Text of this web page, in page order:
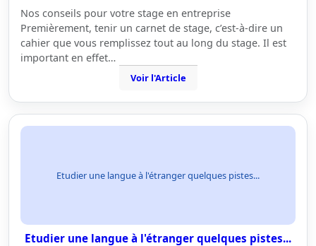
Nos conseils pour votre stage en entreprise
Premièrement, tenir un carnet de stage, c’est-à-dire un
cahier que vous remplissez tout au long du stage. Il est
important en effet…
Voir l'Article
Etudier une langue à l'étranger quelques pistes...
Etudier une langue à l'étranger quelques pistes...